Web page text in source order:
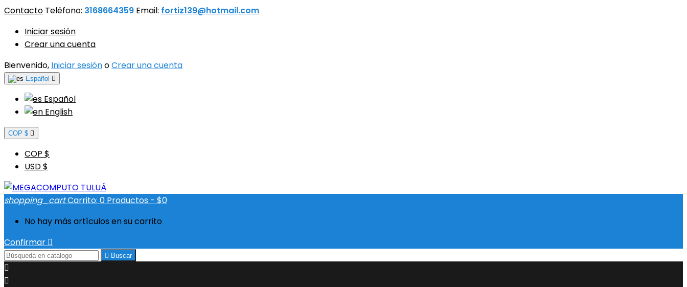
Contacto Teléfono: 3168664359 Email: fortiz139@hotmail.com
Iniciar sesión
Crear una cuenta
Bienvenido, Iniciar sesiónoCrear una cuenta
Español 
Español
English
COP $ 
COP $
USD $
shopping_cartCarrito: 0 Productos - $0
No hay más artículos en su carrito
Confirmar 
 Buscar

